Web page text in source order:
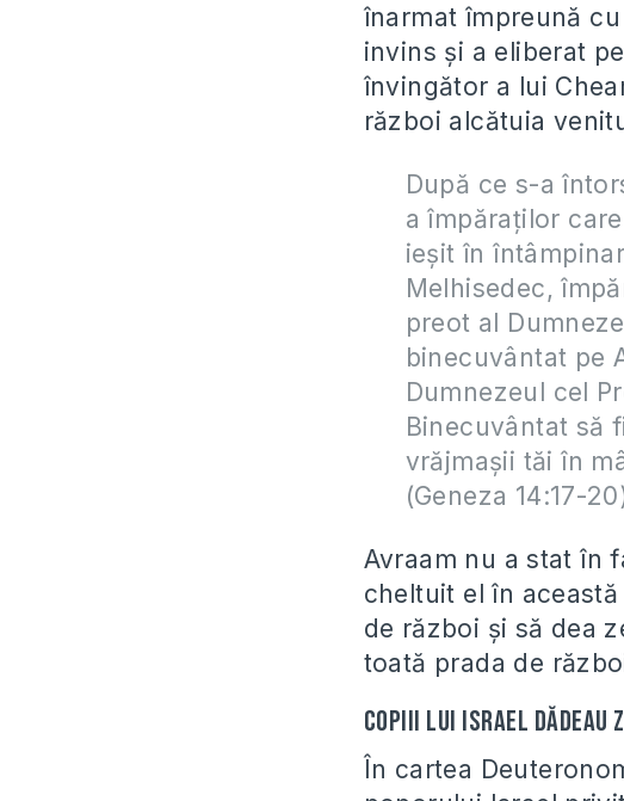
înarmat împreună
invins și a eliberat
învingător a lui
război alcătuia
După ce s-a
a împăraţilor
ieşit în
Melhisedec,
preot al
binecuvântat pe
Dumnezeul cel
Binecuvântat să
vrăjmaşii tăi în
(Geneza 14:17-
Avraam nu a stat în
cheltuit el în
de război și să dea
toată prada de
Copiii lui Israel
În cartea